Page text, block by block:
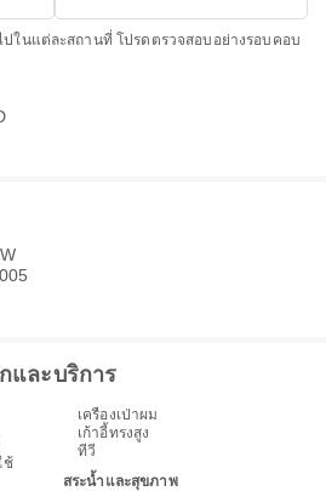
ในแต่ละสถานที่ โปรดตรวจสอบอย่างรอบคอบ
และบริการ
ช้
เครื่องเป่าผม
เก้าอี้ทรงสูง
ทีวี
สระน้ำและสุขภาพ